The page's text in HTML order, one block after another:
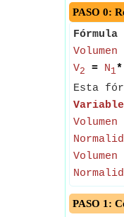
PASO 0:
V2 = N1
Esta
PASO 1: